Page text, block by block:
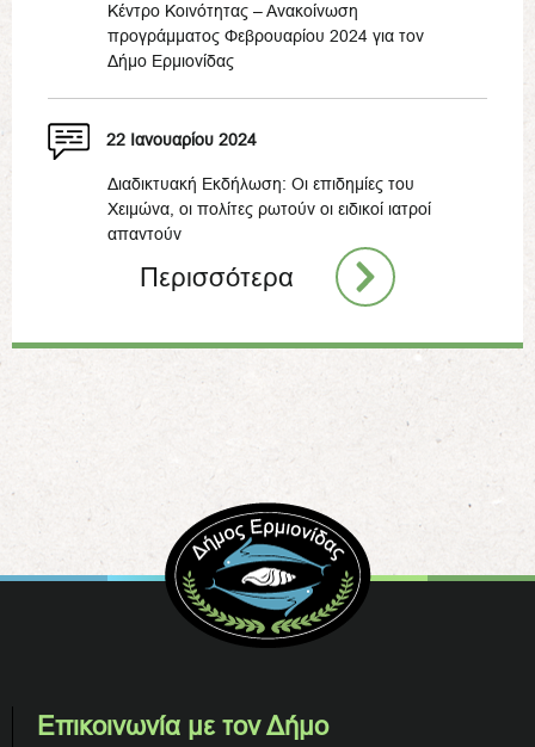
Κέντρο Κοινότητας – Ανακοίνωση
προγράμματος Φεβρουαρίου 2024 για τον
Δήμο Ερμιονίδας
22 Ιανουαρίου 2024
Διαδικτυακή Εκδήλωση: Οι επιδημίες του
Χειμώνα, οι πολίτες ρωτούν οι ειδικοί ιατροί
απαντούν
Περισσότερα
Επικοινωνία με τον Δήμο